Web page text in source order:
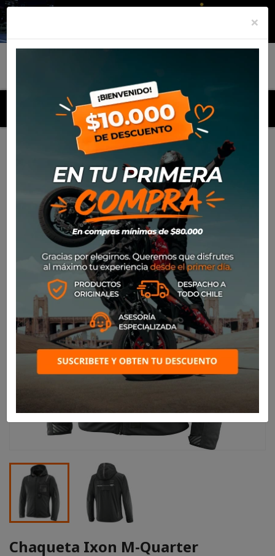
MENU
Productos Equipamiento
Chaqueta Ixon M-
Chaqueta Ixon M-Quarter
×